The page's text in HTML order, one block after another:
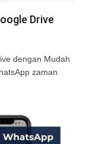
Drive
dengan Mudah
zaman